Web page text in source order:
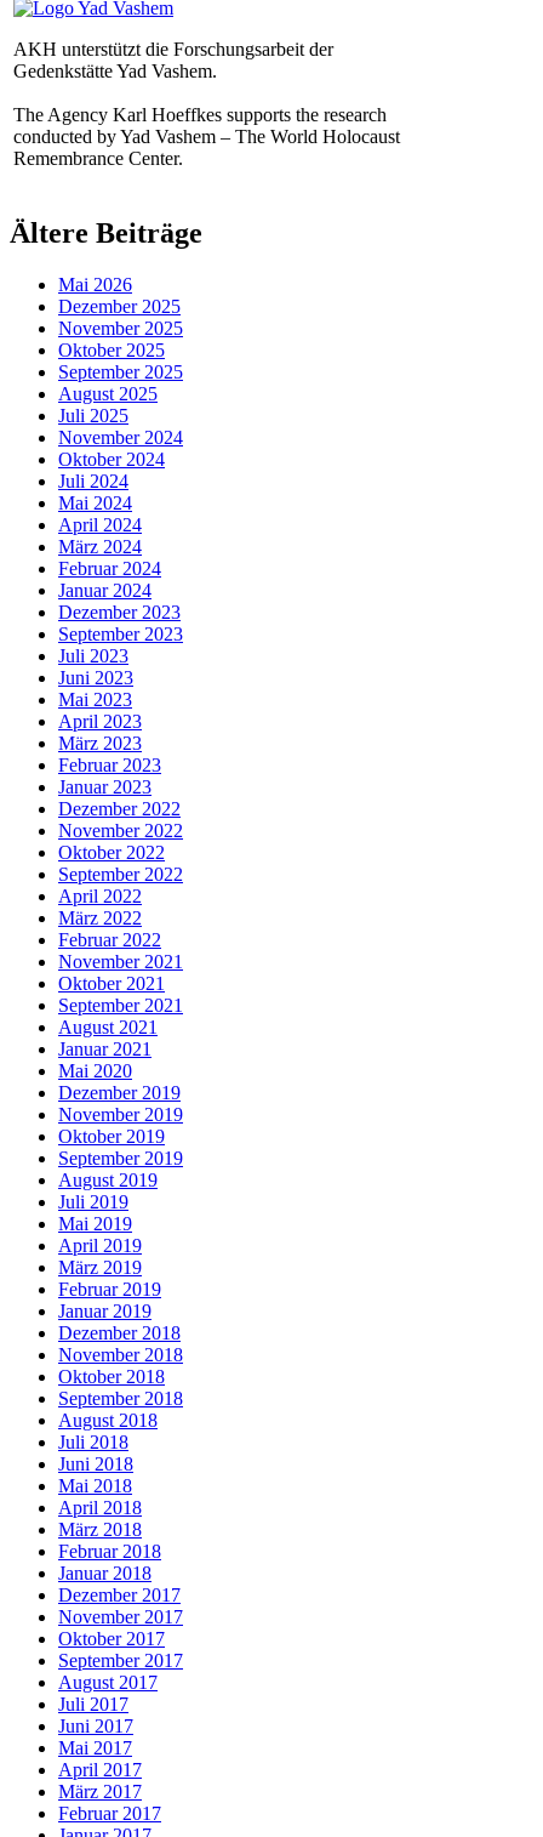
AKH unterstützt die Forschungsarbeit der
Gedenkstätte Yad Vashem.
The Agency Karl Hoeffkes supports the research
conducted by Yad Vashem – The World Holocaust
Remembrance Center.
Ältere Beiträge
Mai 2026
Dezember 2025
November 2025
Oktober 2025
September 2025
August 2025
Juli 2025
November 2024
Oktober 2024
Juli 2024
Mai 2024
April 2024
März 2024
Februar 2024
Januar 2024
Dezember 2023
September 2023
Juli 2023
Juni 2023
Mai 2023
April 2023
März 2023
Februar 2023
Januar 2023
Dezember 2022
November 2022
Oktober 2022
September 2022
April 2022
März 2022
Februar 2022
November 2021
Oktober 2021
September 2021
August 2021
Januar 2021
Mai 2020
Dezember 2019
November 2019
Oktober 2019
September 2019
August 2019
Juli 2019
Mai 2019
April 2019
März 2019
Februar 2019
Januar 2019
Dezember 2018
November 2018
Oktober 2018
September 2018
August 2018
Juli 2018
Juni 2018
Mai 2018
April 2018
März 2018
Februar 2018
Januar 2018
Dezember 2017
November 2017
Oktober 2017
September 2017
August 2017
Juli 2017
Juni 2017
Mai 2017
April 2017
März 2017
Februar 2017